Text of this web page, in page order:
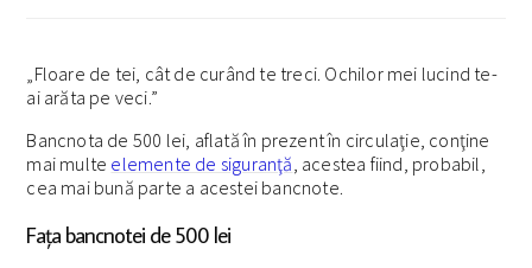
„Floare de tei, cât de curând te treci. Ochilor mei lucind te-
ai arăta pe veci.”
Bancnota de 500 lei, aflată în prezent în circulaţie, conţine
mai multe elemente de siguranţă , acestea fiind, probabil,
cea mai bună parte a acestei bancnote.
Fața bancnotei de 500 lei